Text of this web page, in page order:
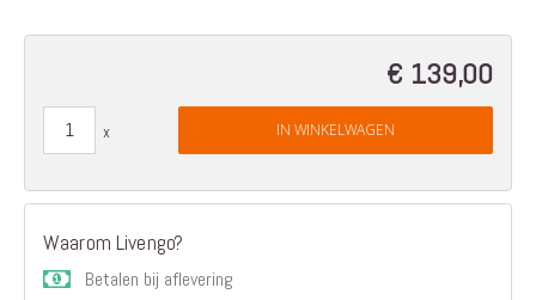
€ 139,00
IN WINKELWAGEN
Waarom Livengo?
Betalen bij aflevering